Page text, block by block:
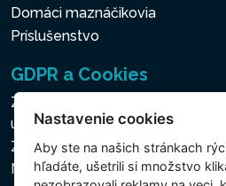
Domáci maznáčikovia
Príslušenstvo
GDPR a Cookies
Zásady ochrany osobných a
údajov
Zásady používania súborov
Nastavenie cookies
Nastavenie cookies
Aby ste na našich stránkach
hľadáte, ušetrili si množstvo